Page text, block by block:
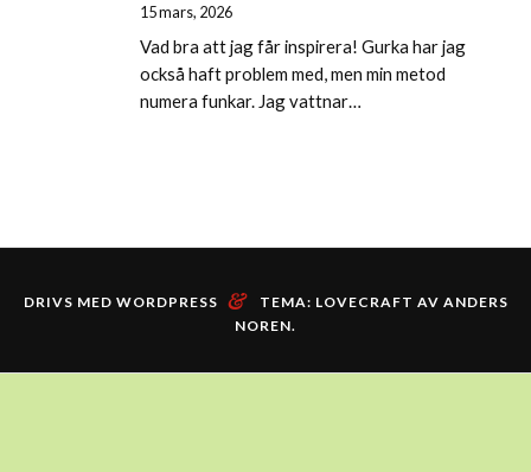
15 mars, 2026
Vad bra att jag får inspirera! Gurka har jag
också haft problem med, men min metod
numera funkar. Jag vattnar…
DRIVS MED WORDPRESS & TEMA: LOVECRAFT AV ANDERS
NOREN.